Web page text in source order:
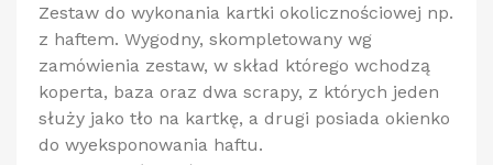
Zestaw do wykonania kartki okolicznościowej np.
z haftem. Wygodny, skompletowany wg
zamówienia zestaw, w skład którego wchodzą
koperta, baza oraz dwa scrapy, z których jeden
służy jako tło na kartkę, a drugi posiada okienko
do wyeksponowania haftu.